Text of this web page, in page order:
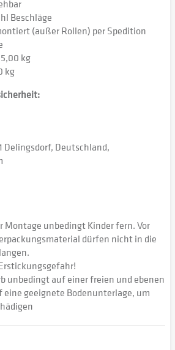
Beschläge
(außer Rollen) per Spedition
kg
kg
Delingsdorf, Deutschland,
Montage unbedingt Kinder fern. Vor
dürfen nicht in die
unbedingt auf einer freien und ebenen
eine geeignete Bodenunterlage, um